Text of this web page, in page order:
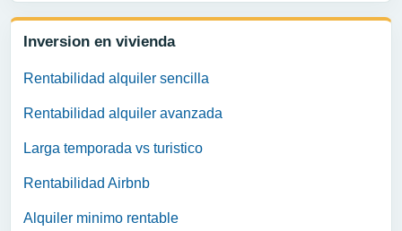
Inversion en vivienda
Rentabilidad alquiler sencilla
Rentabilidad alquiler avanzada
Larga temporada vs turistico
Rentabilidad Airbnb
Alquiler minimo rentable